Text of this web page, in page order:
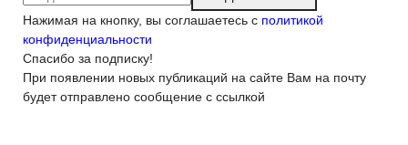
Нажимая на кнопку, вы соглашаетесь с политикой
конфиденциальности
Спасибо за подписку!
При появлении новых публикаций на сайте Вам на почту
будет отправлено сообщение с ссылкой